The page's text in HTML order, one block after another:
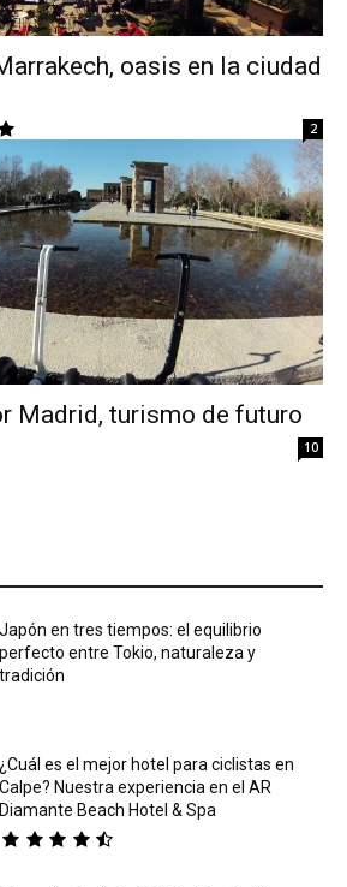
oasis en la ciudad
2
Madrid, turismo de futuro
10
Japón en tres tiempos: el equilibrio
perfecto entre Tokio, naturaleza y
tradición
¿Cuál es el mejor hotel para ciclistas en
Calpe? Nuestra experiencia en el AR
Diamante Beach Hotel & Spa